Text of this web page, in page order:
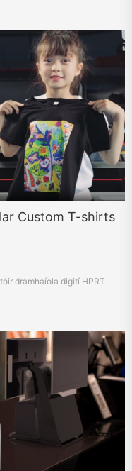
Custom T-shirts
dramhaíola digití HPRT